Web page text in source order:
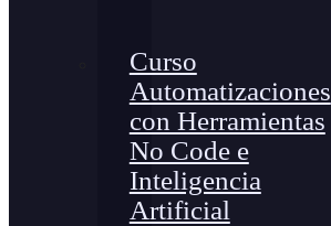
Curso
Automatizaciones
con Herramientas
No Code e
Inteligencia
Artificial